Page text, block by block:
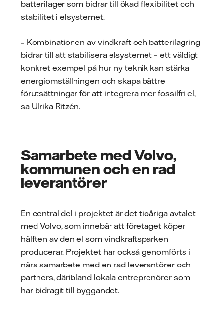
batterilager som bidrar till ökad flexibilitet och
stabilitet i elsystemet.
– Kombinationen av vindkraft och batterilagring
bidrar till att stabilisera elsystemet – ett väldigt
konkret exempel på hur ny teknik kan stärka
energiomställningen och skapa bättre
förutsättningar för att integrera mer fossilfri el,
sa Ulrika Ritzén.
Samarbete med Volvo,
kommunen och en rad
leverantörer
En central del i projektet är det tioåriga avtalet
med Volvo, som innebär att företaget köper
hälften av den el som vindkraftsparken
producerar. Projektet har också genomförts i
nära samarbete med en rad leverantörer och
partners, däribland lokala entreprenörer som
har bidragit till byggandet.